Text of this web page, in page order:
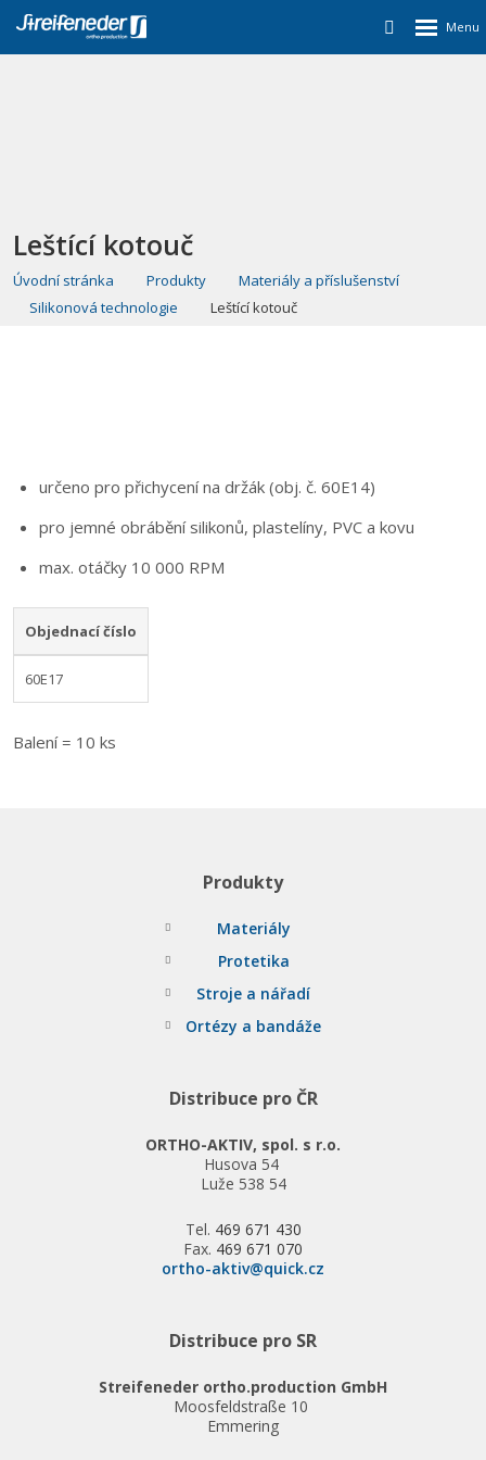
Leštící kotouč
Úvodní stránka Produkty
Materiály a příslušenství
Silikonová technologie
Leštící kotouč
určeno pro přichycení na držák (obj. č. 60E14)
pro jemné obrábění silikonů, plastelíny, PVC a kovu
max. otáčky 10 000 RPM
Objednací číslo
60E17
Balení = 10 ks
Produkty
Materiály
Protetika
Stroje a nářadí
Ortézy a bandáže
Distribuce pro ČR
ORTHO-AKTIV, spol. s r.o.
Husova 54
Luže 538 54
Tel. 469 671 430
Fax. 469 671 070
ortho-aktiv@quick.cz
Distribuce pro SR
Streifeneder ortho.production GmbH
Moosfeldstraße 10
Emmering